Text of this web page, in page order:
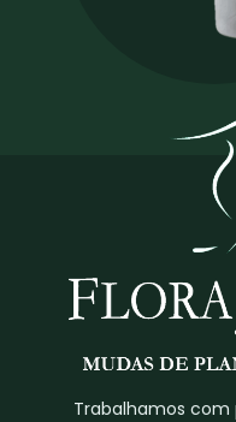
Trabalhamos com